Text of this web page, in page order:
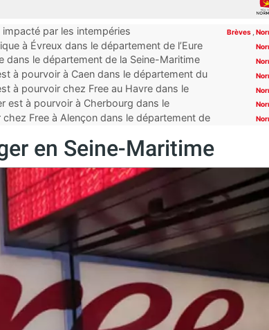
par les intempéries Brèves
à Évreux dans le département de l’Eure
dans le département de la Seine-Maritime
à pourvoir à Caen dans le département du
à pourvoir chez Free au Havre dans le
est à pourvoir à Cherbourg dans le
Free à Alençon dans le département de
en Seine-Maritime